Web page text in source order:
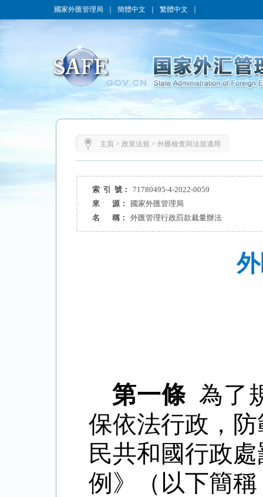
國家外匯管理局 簡體中文 繁體中文
主頁 > 政策法規 > 外匯檢查與法規適用
索 引 號：
71780495-4-2022-0059
來 源：
國家外匯管理局
名 稱：
外匯管理行政罰款裁量辦法
第一條 為了
保依法行政，
民共和國行政
例》（以下簡